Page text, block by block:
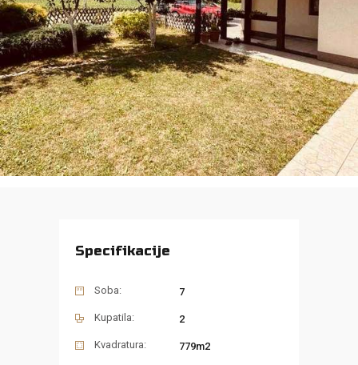
Specifikacije
Soba: 7
Kupatila: 2
Kvadratura: 779m2